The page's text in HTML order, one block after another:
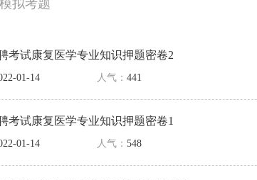
模拟考题
考试康复医学专业知识押题密卷2
01-14 人气： 441
考试康复医学专业知识押题密卷1
01-14 人气： 548